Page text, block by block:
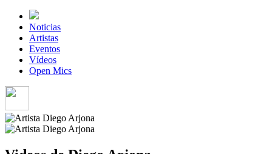
Noticias
Artistas
Eventos
Vídeos
Open Mics